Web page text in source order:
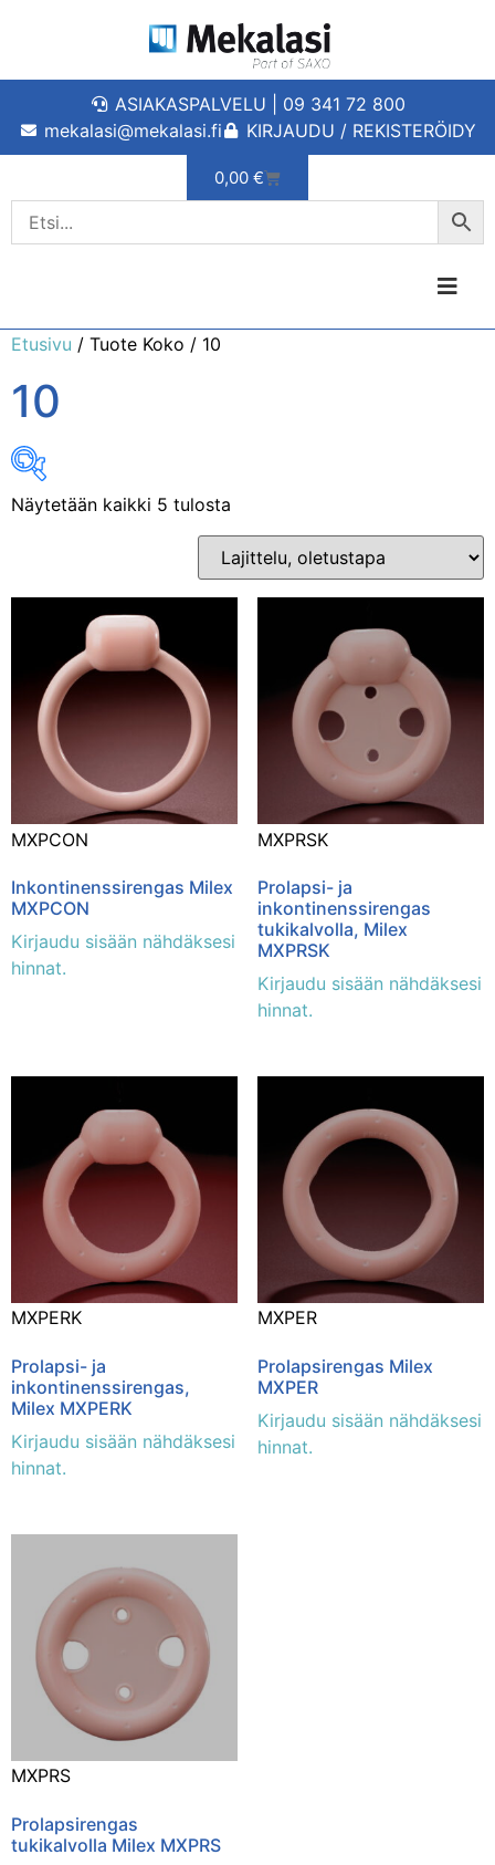
ASIAKASPALVELU | 09 341 72 800
mekalasi@mekalasi.fi
KIRJAUDU / REKISTERÖIDY
0,00 €
Etusivu / Tuote Koko / 10
10
Näytetään kaikki 5 tulosta
MXPCON
Inkontinenssirengas Milex
MXPCON
Kirjaudu sisään nähdäksesi
hinnat.
MXPRSK
Prolapsi- ja
inkontinenssirengas
tukikalvolla, Milex
MXPRSK
Kirjaudu sisään nähdäksesi
hinnat.
MXPERK
Prolapsi- ja
inkontinenssirengas,
Milex MXPERK
Kirjaudu sisään nähdäksesi
hinnat.
MXPER
Prolapsirengas Milex
MXPER
Kirjaudu sisään nähdäksesi
hinnat.
MXPRS
Prolapsirengas
tukikalvolla Milex MXPRS